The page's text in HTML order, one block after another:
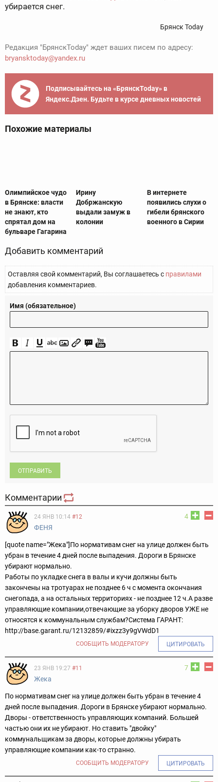
убирается снег.
Брянск Today
Редакция "БрянскToday" ждет ваших писем по адресу:
bryansktoday@yandex.ru
Подписывайтесь на «БрянскToday» в
Яндекс.Дзен. Будьте в курсе дневных новостей
Похожие материалы
Олимпийское чудо
в Брянске: власти
не знают, кто
спрятал дом на
бульваре Гагарина
Ирину
Добржанскую
выдали замуж в
колонии
В интернете
появились слухи о
гибели брянского
военного в Сирии
Добавить комментарий
Оставляя свой комментарий, Вы соглашаетесь с правилами
добавления комментариев.
Имя (обязательное)
ОТПРАВИТЬ
Комментарии
4
24 ЯНВ 10:14 #12
ФЕНЯ
[quote name="Жека"]По нормативам снег на улице должен быть
убран в течение 4 дней после выпадения. Дороги в Брянске
убирают нормально.
Работы по укладке снега в валы и кучи должны быть
закончены на тротуарах не позднее 6 ч с момента окончания
снегопада, а на остальных территориях - не позднее 12 ч.А разве
управляющие компании,отвечающие за уборку дворов УЖЕ не
относятся к коммунальным службам?Система ГАРАНТ:
http://base.garant.ru/12132859/#ixzz3y9gVWdD1
СООБЩИТЬ МОДЕРАТОРУ ЦИТИРОВАТЬ
7
23 ЯНВ 19:27 #11
Жека
По нормативам снег на улице должен быть убран в течение 4
дней после выпадения. Дороги в Брянске убирают нормально.
Дворы - ответственность управляющих компаний. Большей
частью они их не убирают. Но ставить "двойку"
коммунальщикам за дворы, которые должны убирать
управляющие компании как-то странно.
СООБЩИТЬ МОДЕРАТОРУ ЦИТИРОВАТЬ